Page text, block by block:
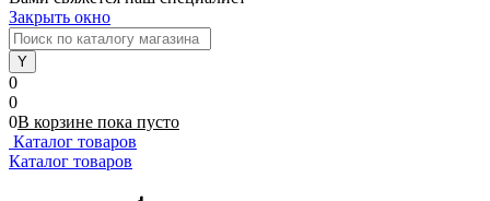
Закрыть окно
0
0
0В корзине пока пусто
Каталог товаров
Каталог товаров